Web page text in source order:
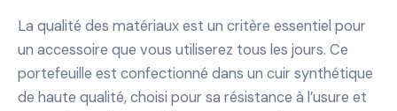
La qualité des matériaux est un critère essentiel pour
un accessoire que vous utiliserez tous les jours. Ce
portefeuille est confectionné dans un cuir synthétique
de haute qualité, choisi pour sa résistance à l’usure et